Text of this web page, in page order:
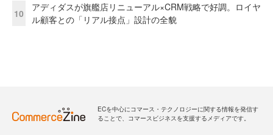
10
アディダスが旗艦店リニューアル×CRM戦略で好調。ロイヤ
ル顧客との「リアル接点」設計の全貌
ECを中心にコマース・テクノロジーに関する情報を発信す
ることで、コマースビジネスを支援するメディアです。